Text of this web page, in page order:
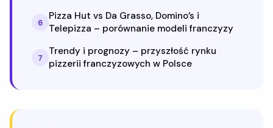
6
Pizza Hut vs Da Grasso, Domino’s i
Telepizza – porównanie modeli franczyzy
7
Trendy i prognozy – przyszłość rynku
pizzerii franczyzowych w Polsce